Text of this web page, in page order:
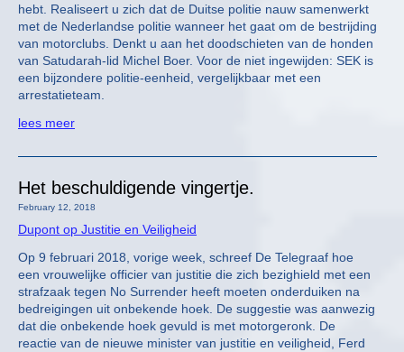
hebt. Realiseert u zich dat de Duitse politie nauw samenwerkt
met de Nederlandse politie wanneer het gaat om de bestrijding
van motorclubs. Denkt u aan het doodschieten van de honden
van Satudarah-lid Michel Boer. Voor de niet ingewijden: SEK is
een bijzondere politie-eenheid, vergelijkbaar met een
arrestatieteam.
lees meer
Het beschuldigende vingertje.
February 12, 2018
Dupont op Justitie en Veiligheid
Op 9 februari 2018, vorige week, schreef De Telegraaf hoe
een vrouwelijke officier van justitie die zich bezighield met een
strafzaak tegen No Surrender heeft moeten onderduiken na
bedreigingen uit onbekende hoek. De suggestie was aanwezig
dat die onbekende hoek gevuld is met motorgeronk. De
reactie van de nieuwe minister van justitie en veiligheid, Ferd